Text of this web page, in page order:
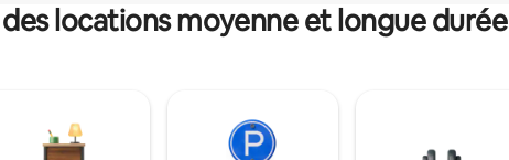
locations moyenne et longue durée